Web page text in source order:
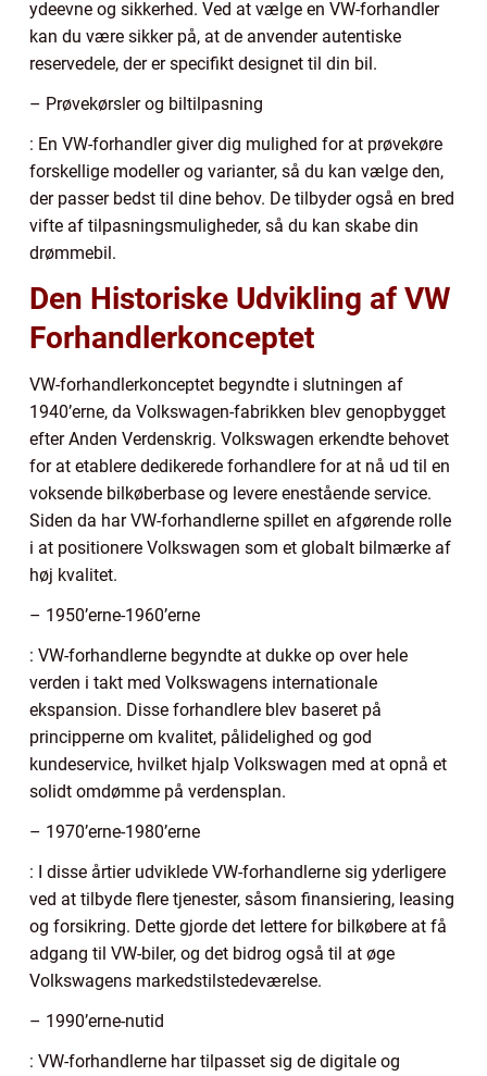
ydeevne og sikkerhed. Ved at vælge en VW-forhandler
kan du være sikker på, at de anvender autentiske
reservedele, der er specifikt designet til din bil.
– Prøvekørsler og biltilpasning
: En VW-forhandler giver dig mulighed for at prøvekøre
forskellige modeller og varianter, så du kan vælge den,
der passer bedst til dine behov. De tilbyder også en bred
vifte af tilpasningsmuligheder, så du kan skabe din
drømmebil.
Den Historiske Udvikling af VW
Forhandlerkonceptet
VW-forhandlerkonceptet begyndte i slutningen af
1940’erne, da Volkswagen-fabrikken blev genopbygget
efter Anden Verdenskrig. Volkswagen erkendte behovet
for at etablere dedikerede forhandlere for at nå ud til en
voksende bilkøberbase og levere enestående service.
Siden da har VW-forhandlerne spillet en afgørende rolle
i at positionere Volkswagen som et globalt bilmærke af
høj kvalitet.
– 1950’erne-1960’erne
: VW-forhandlerne begyndte at dukke op over hele
verden i takt med Volkswagens internationale
ekspansion. Disse forhandlere blev baseret på
principperne om kvalitet, pålidelighed og god
kundeservice, hvilket hjalp Volkswagen med at opnå et
solidt omdømme på verdensplan.
– 1970’erne-1980’erne
: I disse årtier udviklede VW-forhandlerne sig yderligere
ved at tilbyde flere tjenester, såsom finansiering, leasing
og forsikring. Dette gjorde det lettere for bilkøbere at få
adgang til VW-biler, og det bidrog også til at øge
Volkswagens markedstilstedeværelse.
– 1990’erne-nutid
: VW-forhandlerne har tilpasset sig de digitale og